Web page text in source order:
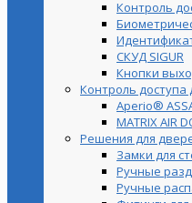
Контроль
СКУД SIGUR
Кнопки
Контроль доступа
Aperio®
MATRIX AIR
Решения для
Замки для
Ручные
Ручные